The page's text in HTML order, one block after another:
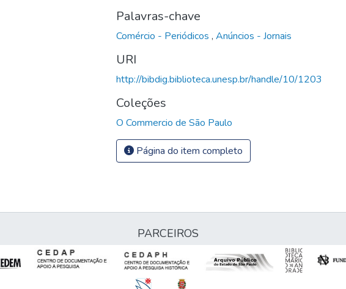
Palavras-chave
Comércio - Periódicos , Anúncios - Jornais
URI
http://bibdig.biblioteca.unesp.br/handle/10/1203
Coleções
O Commercio de São Paulo
Página do item completo
PARCEIROS